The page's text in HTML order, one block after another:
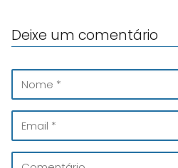
Deixe um comentário